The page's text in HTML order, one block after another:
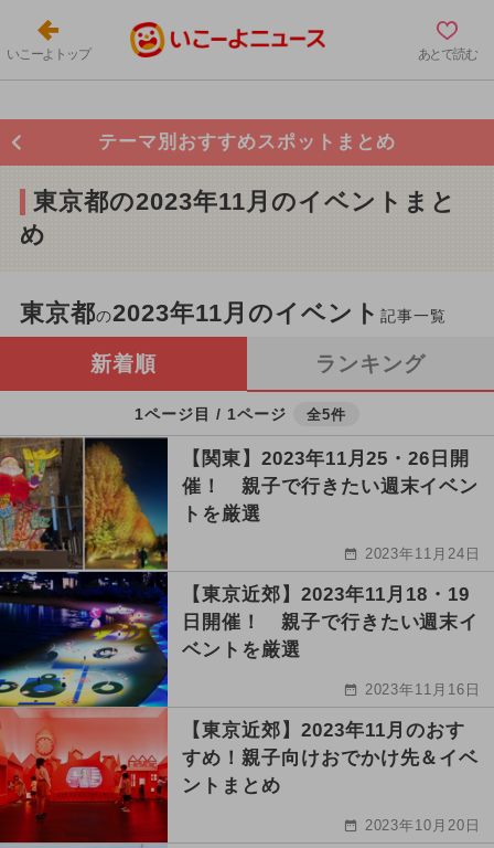
いこーよトップ あとで読む
テーマ別おすすめスポットまとめ
東京都の2023年11月のイベントまと
め
東京都の2023年11月のイベント記事一覧
新着順 ランキング
1ページ目 / 1ページ 全5件
【関東】2023年11月25・26日開
催！ 親子で行きたい週末イベン
トを厳選
2023年11月24日
【東京近郊】2023年11月18・19
日開催！ 親子で行きたい週末イ
ベントを厳選
2023年11月16日
【東京近郊】2023年11月のおす
すめ！親子向けおでかけ先＆イベ
ントまとめ
2023年10月20日